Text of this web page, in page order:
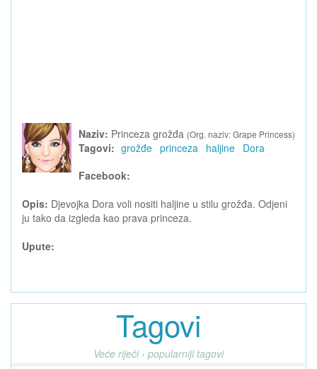
Naziv: Princeza grožđa (Org. naziv: Grape Princess)
Tagovi: grožđe princeza haljine Dora
Facebook:
Opis: Djevojka Dora voli nositi haljine u stilu grožđa. Odjeni
ju tako da izgleda kao prava princeza.
Upute:
Tagovi
Veće riječi › popularniji tagovi